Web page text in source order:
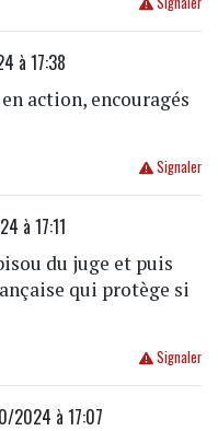
à 17:38
action, encouragés
Signaler
à 17:11
du juge et puis
qui protège si
Signaler
2024 à 17:07